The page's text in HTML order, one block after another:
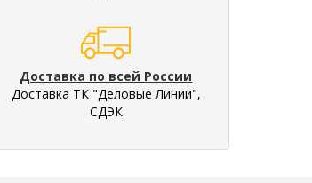
Доставка по всей России
Доставка ТК "Деловые Линии",
СДЭК